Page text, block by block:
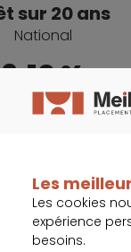
sur 20 ans
National
3,10 %
3,62 %
Les
Les cookies
expérience
besoins.